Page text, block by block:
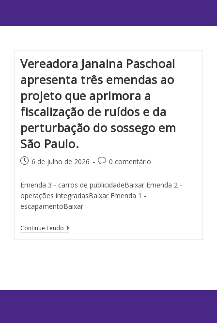
Vereadora Janaina Paschoal
apresenta três emendas ao
projeto que aprimora a
fiscalização de ruídos e da
perturbação do sossego em
São Paulo.
6 de julho de 2026 0 comentário
Emenda 3 - carros de publicidadeBaixar Emenda 2 -
operações integradasBaixar Emenda 1 -
escapamentoBaixar
Continue Lendo